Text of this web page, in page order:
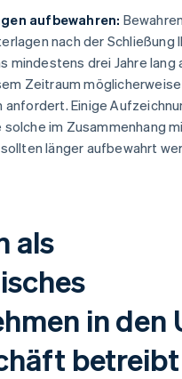
aufbewahren:
nach der Schließung
mindestens drei Jahre lang
Zeitraum möglicherweise
Einige
im Zusammenhang
länger aufbewahrt
als
in den
betreibt